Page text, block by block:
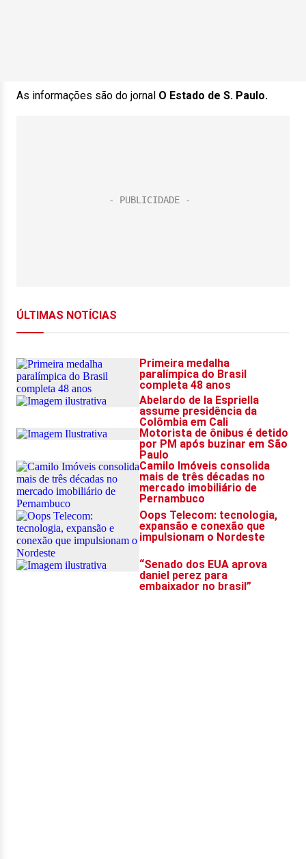
As informações são do jornal O Estado de S. Paulo.